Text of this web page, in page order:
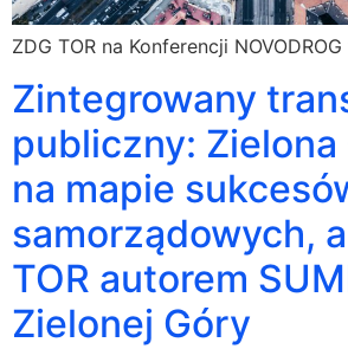
ZDG TOR na Konferencji
Zintegrowany
publiczny: Zielona
na mapie
samorządowych,
TOR autorem
Zielonej Góry